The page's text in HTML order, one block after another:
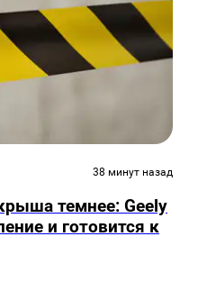
38 минут назад
темнее: Geely
и готовится к